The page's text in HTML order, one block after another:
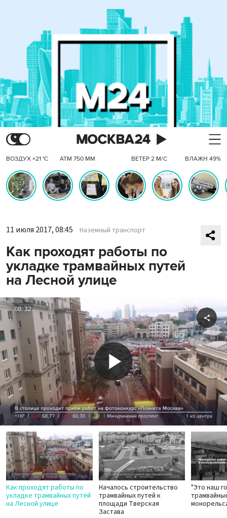
ВОЗДУХ +21 °C АТМ 750 ММ ВЕТЕР 2 М/С ВЛАЖН 49%
11 июля 2017, 08:45 Наземный транспорт
Как проходят работы по
укладке трамвайных путей
на Лесной улице
Play
Video
Как проходят работы по
укладке трамвайных путей
на Лесной улице
Началось строительство
трамвайных путей к
площади Тверская
Застава
"Это наш